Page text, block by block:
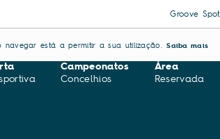
Groove Spot
navegar está a permitir a sua utilização. Saiba mais
Campeonatos
Concelhios
Área
Reservada